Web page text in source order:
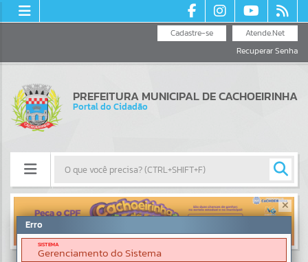
Atende.Net
Cadastre-se
Recuperar Senha
PREFEITURA MUNICIPAL DE CACHOEIRINHA
Portal do Cidadão
Resultados para""
Portais
Erro
SISTEMA
Gerenciamento do Sistema